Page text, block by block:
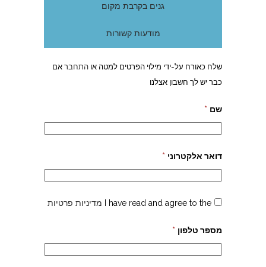
גנים בקרבת מקום
מודעות קשורות
שלח כאורח על-ידי מילוי הפרטים למטה או התחבראם
כבר יש לך חשבון אצלנו
שם *
דואר אלקטרוני *
I have read and agree to the מדיניות פרטיות
מספר טלפון *